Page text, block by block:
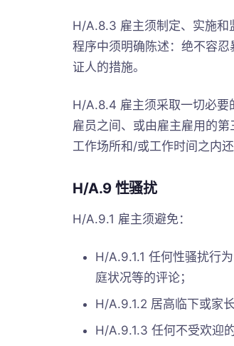
H/A.8.3 雇主须制定、实施和
程序中须明确陈述：绝不容
证人的措施。
H/A.8.4 雇主须采取一切必要
雇员之间、或由雇主雇用的
工作场所和/或工作时间之内还
H/A.9 性骚扰
H/A.9.1 雇主须避免：
H/A.9.1.1 任何性骚扰行
庭状况等的评论；
H/A.9.1.2 居高临下或家
H/A.9.1.3 任何不受欢迎